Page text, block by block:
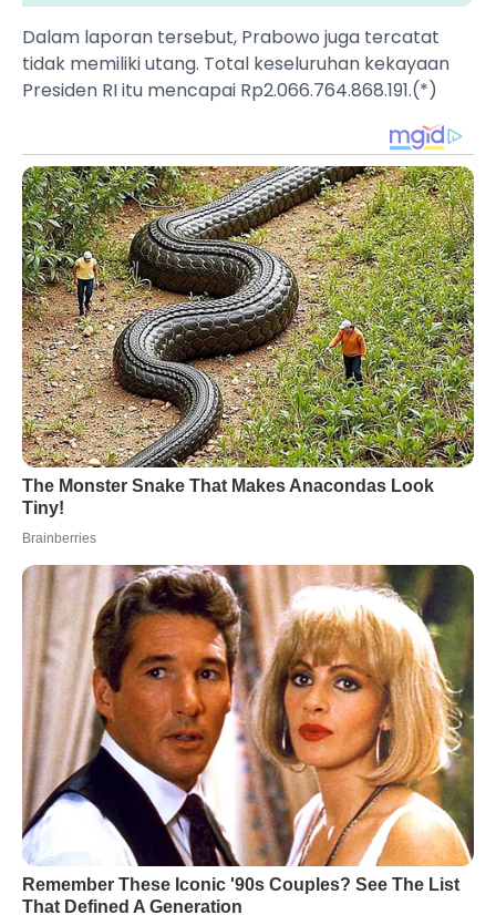
Dalam laporan tersebut, Prabowo juga tercatat
tidak memiliki utang. Total keseluruhan kekayaan
Presiden RI itu mencapai Rp2.066.764.868.191.(*)